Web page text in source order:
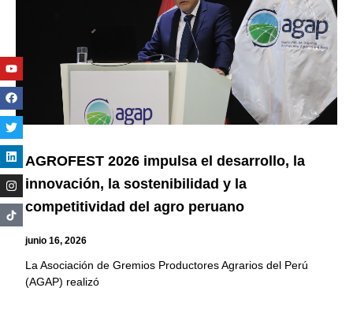
AGROFEST 2026 impulsa el desarrollo, la
innovación, la sostenibilidad y la
competitividad del agro peruano
junio 16, 2026
La Asociación de Gremios Productores Agrarios del Perú
(AGAP) realizó
Youtube
Facebook
Twitter
Linkedin
Instagram